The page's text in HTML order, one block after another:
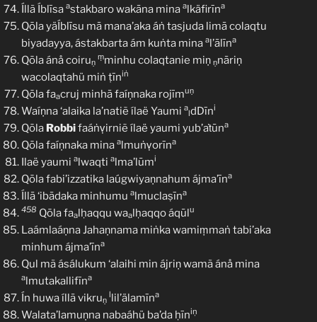
Íllã Íblīsa astakbaro wakāna mina alkäfirīna
Qōla yäÍblīsu mā mana’aka áṅ tasjuda limā colaqtu
biyadayya, ástakbarta ám kuṅta mina al’ālīna
Qōla ánå coiruṇ
ṃminhu colaqtanie miṇ ṇnāriṇ
wacolaqtahü miṅ ṭīniṅ
Qōla faacruj minhā faíṇnaka rojīmuṇ
Waíṇna ‘alaika la’natiẽ ílaë Yaumi a
ldDīni
Qōla Robbifaáṅṿirniẽ ílaë yaumi yub’aṫūna
Qōla faíṇnaka mina almuṅṿorīna
Ilaë yaumi alwaqti alma’lūmi
Qōla fabi’izzatika laúgwiyaṇnahum ájma’īna
Íllā ‘ibādaka minhumu almuclaṣīna
458 Qōla faalḥaqqu waalḥaqqo áqūlu
Laámlaáṇna Jahaṇnama miṅka wamiṃmaṅ tabi’aka
minhum ájma’īna
Qul mã ásálukum ‘alaihi min ájriṇ wamã ánå mina
almutakallifīna
Ín huwa íllā vikruṇ
llil’älamīna
Walata’lamuṇna nabaáhü ba’da ḥīniņ